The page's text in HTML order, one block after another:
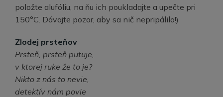
položte alufóliu, na ňu ich poukladajte a upečte pri
150°C. Dávajte pozor, aby sa nič nepripálilo!)
Zlodej prsteňov
Prsteň, prsteň putuje,
v ktorej ruke že to je?
Nikto z nás to nevie,
detektív nám povie